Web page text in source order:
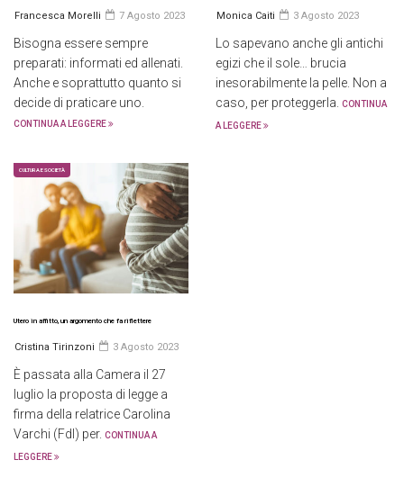
Francesca Morelli 7 Agosto 2023
Bisogna essere sempre
preparati: informati ed allenati.
Anche e soprattutto quanto si
decide di praticare uno.
CONTINUA A LEGGERE
Monica Caiti 3 Agosto 2023
Lo sapevano anche gli antichi
egizi che il sole… brucia
inesorabilmente la pelle. Non a
caso, per proteggerla.
CONTINUA
A LEGGERE
CULTURA E SOCIETÀ
Utero in affitto, un argomento che fa riflettere
Cristina Tirinzoni 3 Agosto 2023
È passata alla Camera il 27
luglio la proposta di legge a
firma della relatrice Carolina
Varchi (FdI) per. CONTINUA A
LEGGERE